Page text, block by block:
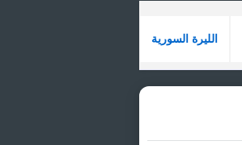
الليرة السورية